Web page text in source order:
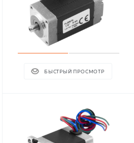
БЫСТРЫЙ ПРОСМОТР